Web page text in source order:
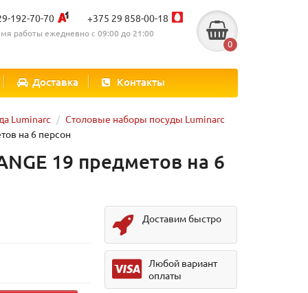
192-70-70 +375 29 858-00-18
работы ежедневно с 09:00 до 21:00
0
Доставка Контакты
Luminarc
Столовые наборы посуды Luminarc
на 6 персон
19 предметов на 6
Доставим быстро
Любой вариант
оплаты